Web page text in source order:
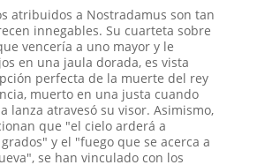
atribuidos a Nostradamus son tan
innegables. Su cuarteta sobre
vencería a uno mayor y le
en una jaula dorada, es vista
perfecta de la muerte del rey
muerto en una justa cuando
lanza atravesó su visor. Asimismo,
que "el cielo arderá a
y el "fuego que se acerca a
se han vinculado con los